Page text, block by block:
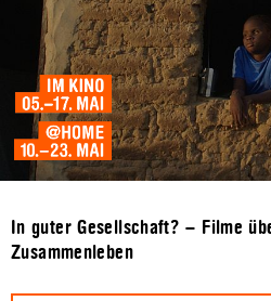
In guter Gesellschaft? – Filme
Zusammenleben